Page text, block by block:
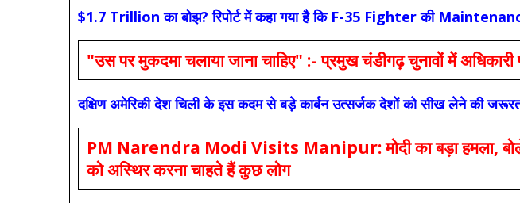
$1.7 Trillion का बोझ? रिपोर्ट में कहा गया है कि F-35 Fighter की
"उस पर मुकदमा चलाया जाना चाहिए" :- प्रमुख चंडीगढ़ चुनावों में अधिकारी
दक्षिण अमेरिकी देश चिली के इस कदम से बड़े कार्बन उत्सर्जक देशों को सीख लेने की
PM Narendra Modi Visits Manipur: मोदी का बड़ा हमला, बोले-
को अस्थिर करना चाहते हैं कुछ लोग